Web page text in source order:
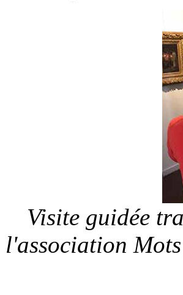
Visite guidée
l'association